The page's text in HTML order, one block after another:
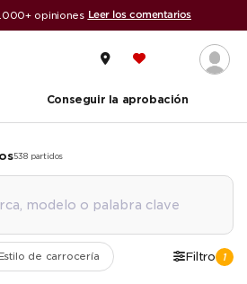
opiniones Leer los comentarios
Conseguir la aprobación
538 partidos
Estilo de carrocería Filtro 1